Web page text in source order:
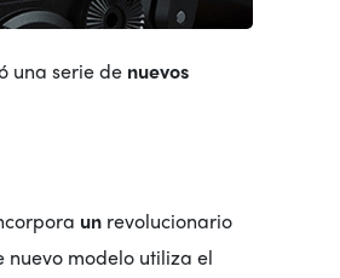
una serie de nuevos
un revolucionario
nuevo modelo utiliza el